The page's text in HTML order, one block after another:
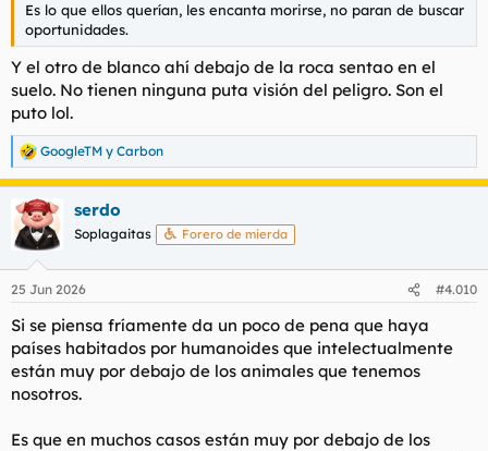
Es lo que ellos querían, les encanta morirse, no paran de buscar
oportunidades.
Y el otro de blanco ahí debajo de la roca sentao en el
suelo. No tienen ninguna puta visión del peligro. Son el
puto lol.
R
e
a
c
c
i
e
s
:
GoogleTM y Carbon
serdo
Soplagaitas Forero de mierda
25 Jun 2026 #4.010
Si se piensa fríamente da un poco de pena que haya
países habitados por humanoides que intelectualmente
están muy por debajo de los animales que tenemos
nosotros.
Es que en muchos casos están muy por debajo de los